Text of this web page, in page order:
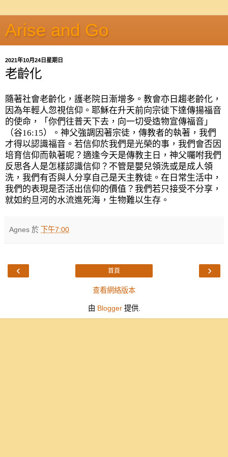
Arise and Go
2021年10月24日星期日
老齡化
隨著社會老齡化，護老院日漸增多。教會亦日趨老齡化，
因為年輕人忽視信仰。耶穌在升天前向宗徒下達傳揚福音
的使命，「你們往普天下去，向一切受造物宣傳福音」
（谷16:15）。神父強調因著宗徒，傳教者的執著，我們
才得以認識福音。若信仰於我們是光榮的事，我們會否因
培育信仰而執著呢？適逢今天是傳教主日，神父囑咐我們
反思各人是怎樣認識信仰？不管是嬰兒領洗或是成人領
洗，我們有否與人分享自己是天主教徒。在日常生活中，
我們的表現是否活出信仰的價值？我們若只接受不分享，
就如約旦河的水流進死海，生物難以生存。
Agnes 於 下午7:00
‹ ›
首頁
查看網絡版本
由 Blogger提供.